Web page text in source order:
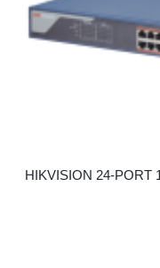
HIKVISION 24-PORT